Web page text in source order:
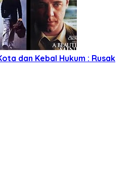
dan Kebal Hukum : Rusak